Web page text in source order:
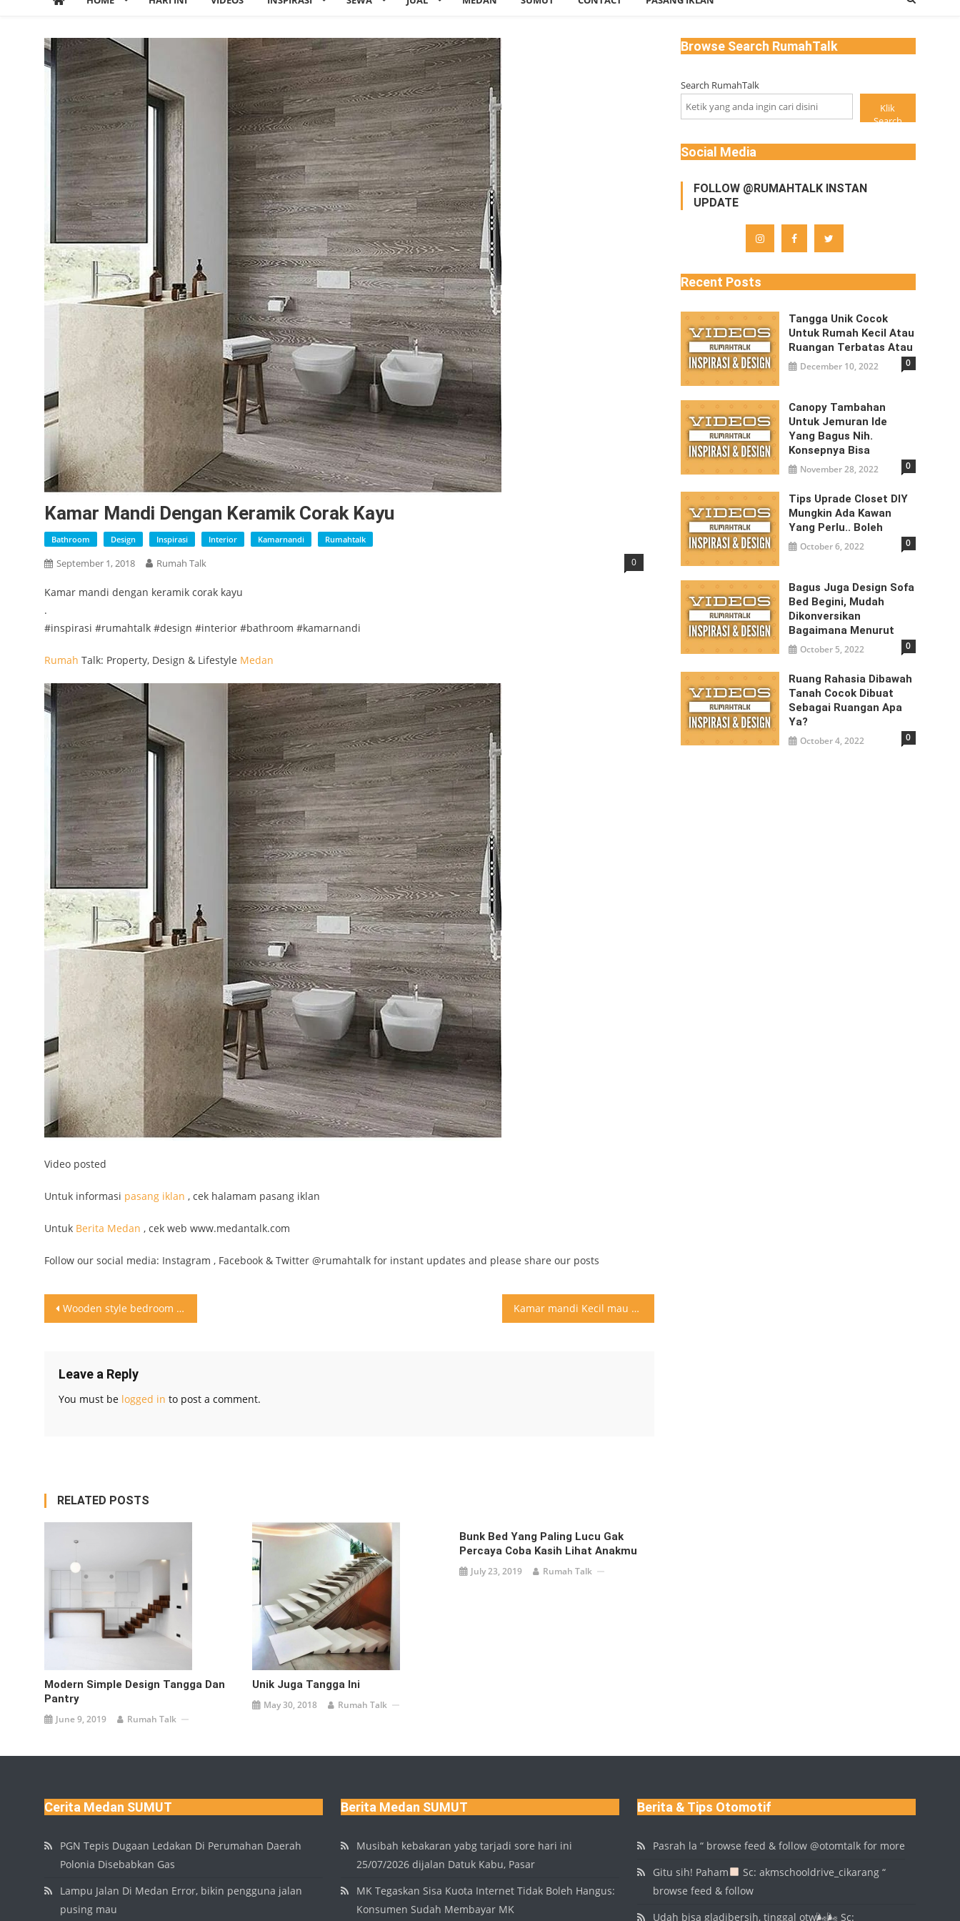
Kamar Mandi Dengan Keramik Corak Kayu
Bathroom Design Inspirasi Interior Kamarnandi Rumahtalk
September 1, 2018 Rumah Talk 0
Kamar mandi dengan keramik corak kayu
.
#inspirasi #rumahtalk #design #interior #bathroom #kamarnandi
Rumah Talk: Property, Design & Lifestyle Medan
Video posted
Untuk informasi pasang iklan , cek halamam pasang iklan
Untuk Berita Medan , cek web www.medantalk.com
Follow our social media: Instagram , Facebook & Twitter @rumahtalk for instant updates and please share our posts
Post
Wooden style bedroom dan lampu tidak harus dua di samping Kamar mandi Kecil mau ada bathtub Ini Solusi designnya
Leave a Reply
You must be logged in to post a comment.
RELATED POSTS
Modern Simple Design Tangga Dan
Pantry
June 9, 2019 Rumah Talk
Unik Juga Tangga Ini
May 30, 2018 Rumah Talk
Bunk Bed Yang Paling Lucu Gak
Percaya Coba Kasih Lihat Anakmu
July 23, 2019 Rumah Talk
Browse Search RumahTalk
Search RumahTalk
Klik
Search
Social Media
FOLLOW @RUMAHTALK INSTAN
UPDATE
Recent Posts
Tangga Unik Cocok
Untuk Rumah Kecil Atau
Ruangan Terbatas Atau
December 10, 2022 0
Canopy Tambahan
Untuk Jemuran Ide
Yang Bagus Nih.
Konsepnya Bisa
November 28, 2022 0
Tips Uprade Closet DIY
Mungkin Ada Kawan
Yang Perlu.. Boleh
October 6, 2022 0
Bagus Juga Design Sofa
Bed Begini, Mudah
Dikonversikan
Bagaimana Menurut
October 5, 2022 0
Ruang Rahasia Dibawah
Tanah Cocok Dibuat
Sebagai Ruangan Apa
Ya?
October 4, 2022 0
Cerita Medan SUMUT
PGN Tepis Dugaan Ledakan Di Perumahan Daerah
Polonia Disebabkan Gas
Lampu Jalan Di Medan Error, bikin pengguna jalan
pusing mau
Berita Medan SUMUT
Musibah kebakaran yabg tarjadi sore hari ini
25/07/2026 dijalan Datuk Kabu, Pasar
MK Tegaskan Sisa Kuota Internet Tidak Boleh Hangus:
Konsumen Sudah Membayar MK
Berita & Tips Otomotif
Pasrah la “ browse feed & follow @otomtalk for more
Gitu sih! Paham
Sc: akmschooldrive_cikarang “
browse feed & follow
Udah bisa gladibersih, tinggal otw🌬🌬 Sc: